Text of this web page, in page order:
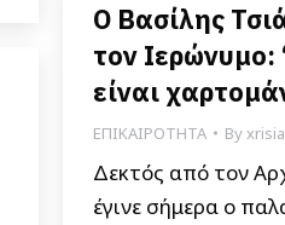
Ο Βασίλης
τον
είναι
ΕΠΙΚΑΙΡΟΤΗΤΑ By
Δεκτός από τον
έγινε σήμερα ο